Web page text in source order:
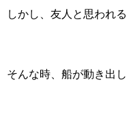
しかし、友人と思われ
そんな時、船が動き出し